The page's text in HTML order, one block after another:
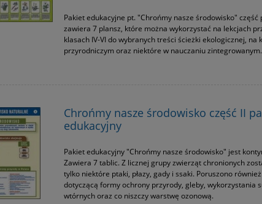
Pakiet edukacyjne pt. "Chrońmy nasze środowisko" część
zawiera 7 plansz, które można wykorzystać na lekcjach
klasach IV-VI do wybranych treści ścieżki ekologicznej, na
przyrodniczym oraz niektóre w nauczaniu zintegrowanym.
Chrońmy nasze środowisko część II
edukacyjny
Pakiet edukacyjny "Chrońmy nasze środowisko" jest
Zawiera 7 tablic. Z licznej grupy zwierząt chronionych
tylko niektóre ptaki, płazy, gady i ssaki. Poruszono
dotyczącą formy ochrony przyrody, gleby, wykorzystania
wtórnych oraz co niszczy warstwę ozonową.